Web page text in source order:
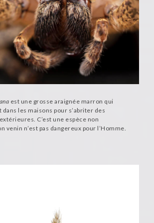
est une grosse araignée marron qui
les maisons pour s’abriter des
C’est une espèce non
venin n’est pas dangereux pour l’Homme.